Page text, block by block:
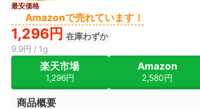
最安価格
Amazonで売れています！
1,296円 在庫わずか
9.9円 / 1g
楽天市場
1,296円
Amazon
2,580円
商品概要